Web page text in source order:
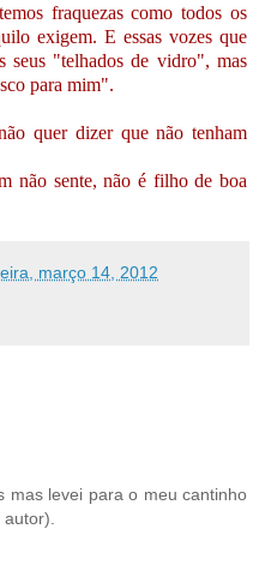
fraquezas como todos os
exigem. E essas vozes que
seus "telhados de vidro", mas
para mim".
quer dizer que não tenham
não sente, não é filho de boa
março 14, 2012
mas levei para o meu cantinho